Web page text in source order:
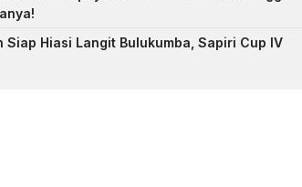
Siap Hiasi Langit Bulukumba, Sapiri Cup IV